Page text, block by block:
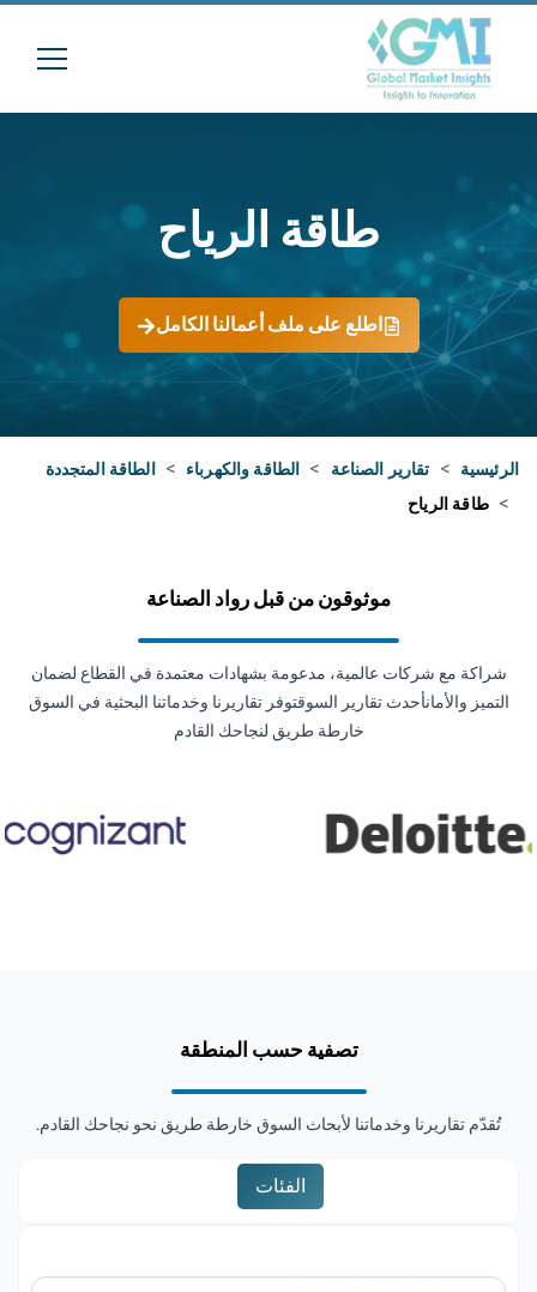
طاقة الرياح
اطلع على ملف أعمالنا الكامل
الرئيسية > تقارير الصناعة > الطاقة والكهرباء > الطاقة المتجددة
> طاقة الرياح
موثوقون من قبل رواد الصناعة
شراكة مع شركات عالمية، مدعومة بشهادات معتمدة في القطاع لضمان
التميز والأمانأحدث تقارير السوقتوفر تقاريرنا وخدماتنا البحثية في السوق
خارطة طريق لنجاحك القادم
تصفية حسب المنطقة
تُقدّم تقاريرنا وخدماتنا لأبحاث السوق خارطة طريق نحو نجاحك القادم.
الفئات